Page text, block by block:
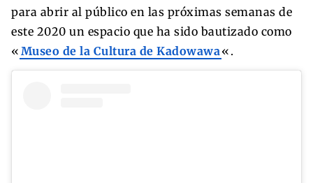
para abrir al público en las próximas semanas de
este 2020 un espacio que ha sido bautizado como
« Museo de la Cultura de Kadowawa «.